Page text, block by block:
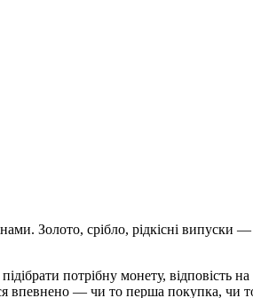
Золото, срібло, рідкісні випуски
потрібну монету, відповість
впевнено — чи то перша покупка, чи